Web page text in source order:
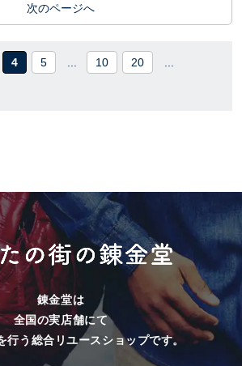
次のページへ
4 5 10 20
錬金堂は
全国の実店舗にて
行う総合リユースショップです。